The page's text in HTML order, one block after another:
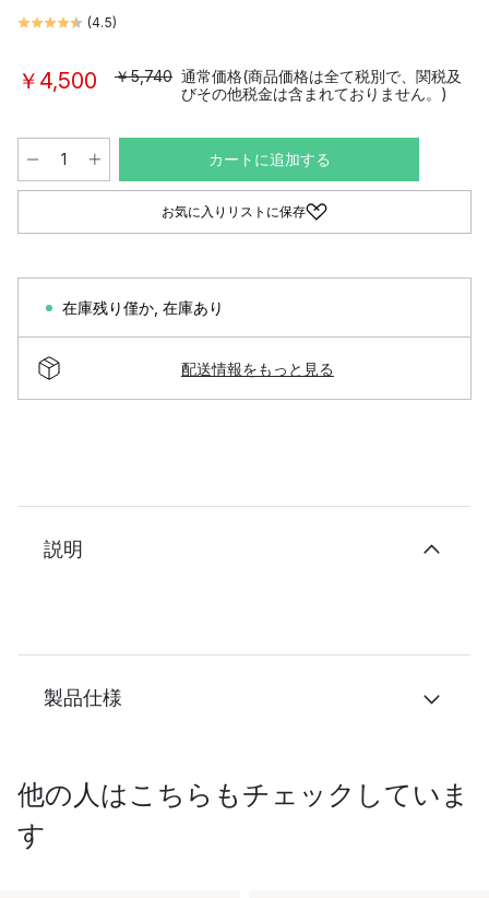
(4.5)
￥4,500 ￥5,740 通常価格(商品価格は全て税別で、関税及
びその他税金は含まれておりません。)
カートに追加する
お気に入りリストに保存
在庫残り僅か 在庫あり
配送情報をもっと見る
説明
製品仕様
他の人はこちらもチェックしていま
す